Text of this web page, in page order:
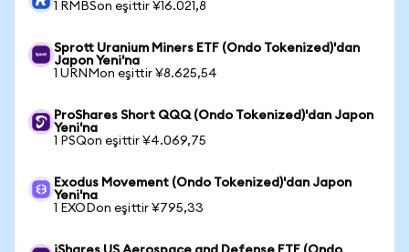
1 RMBSon eşittir ¥16.021,8
Sprott Uranium Miners ETF (Ondo Tokenized)'dan
Japon Yeni'na
1 URNMon eşittir ¥8.625,54
ProShares Short QQQ (Ondo Tokenized)'dan Japon
Yeni'na
1 PSQon eşittir ¥4.069,75
Exodus Movement (Ondo Tokenized)'dan Japon
Yeni'na
1 EXODon eşittir ¥795,33